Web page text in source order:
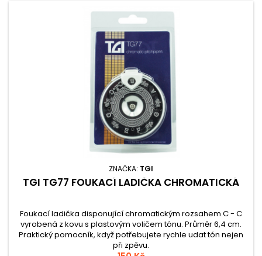
ZNAČKA: TGI
TGI TG77 FOUKACÍ LADIČKA CHROMATICKÁ
Foukací ladička disponující chromatickým rozsahem C - C
vyrobená z kovu s plastovým voličem tónu. Průměr 6,4 cm.
Praktický pomocník, když potřebujete rychle udat tón nejen
při zpěvu.